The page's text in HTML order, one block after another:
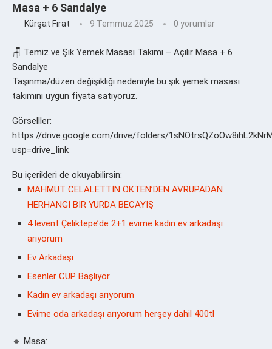
Masa + 6 Sandalye
Kürşat Fırat 9 Temmuz 2025 0 yorumlar
🪑 Temiz ve Şık Yemek Masası Takımı – Açılır Masa + 6
Sandalye
Taşınma/düzen değişikliği nedeniyle bu şık yemek masası
takımını uygun fiyata satıyoruz.
Görselller:
https://drive.google.com/drive/folders/
usp=drive_link
Bu içerikleri de okuyabilirsin:
MAHMUT CELALETTİN ÖKTEN’DEN AVRUPADAN
HERHANGİ BİR YURDA BECAYİŞ
4 levent Çeliktepe’de 2+1 evime kadın ev arkadaşı
arıyorum
Ev Arkadaşı
Esenler CUP Başlıyor
Kadın ev arkadaşı arıyorum
Evime oda arkadaşı arıyorum herşey dahil 400tl
🔹 Masa: